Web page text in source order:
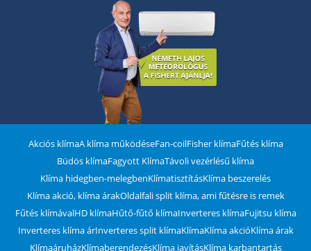
Akciós klímaA klíma működéseFan-coilFisher klímaFűtés klíma
Büdös klímaFagyott KlímaTávoli vezérlésű klíma
Klíma hidegben-melegbenKlímatisztításKlíma beszerelés
Klíma akció, klíma árakOldalfali split klíma, ami fűtésre is remek
Fűtés klímávalHD klímaHűtő-fűtő klímaInverteres klímaFujitsu klíma
Inverteres klíma árInverteres split klímaKlímaKlíma akcióKlíma árak
KlímaáruházKlímaberendezésKlíma javításKlíma karbantartás